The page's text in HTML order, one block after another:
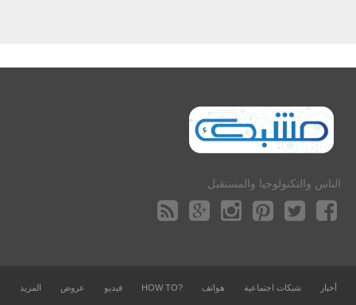
الناس والتكنولوجيا والمستقبل
أخبار شبكات اجتماعية هواتف ?HOW TO فيديو عروض المزيد